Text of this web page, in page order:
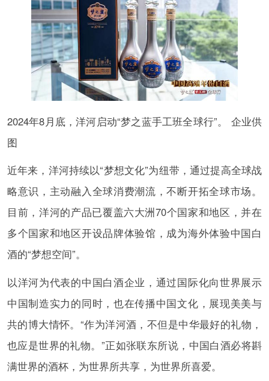
2024年8月底，洋河启动“梦之蓝手工班全球行”。 企业供
图
近年来，洋河持续以“梦想文化”为纽带，通过提高全球战
略意识，主动融入全球消费潮流，不断开拓全球市场。
目前，洋河的产品已覆盖六大洲70个国家和地区，并在
多个国家和地区开设品牌体验馆，成为海外体验中国白
酒的“梦想空间”。
以洋河为代表的中国白酒企业，通过国际化向世界展示
中国制造实力的同时，也在传播中国文化，展现美美与
共的博大情怀。“作为洋河酒，不但是中华最好的礼物，
也应是世界的礼物。”正如张联东所说，中国白酒必将斟
满世界的酒杯，为世界所共享，为世界所喜爱。